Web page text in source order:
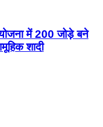
योजना में 200 जोड़े बने
शादी